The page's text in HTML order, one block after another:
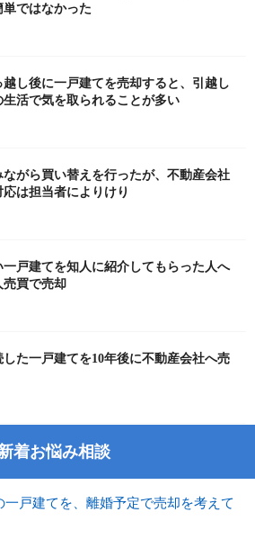
単ではなかった
越し後に一戸建てを売却すると、引越し
生活で気を取られることが多い
ながら買い替えを行ったが、不動産会社
応は担当者によりけり
一戸建てを知人に紹介してもらった人へ
売買で売却
した一戸建てを10年後に不動産会社へ売
着お悩み相談
一戸建てを、離婚予定で売却を考えて